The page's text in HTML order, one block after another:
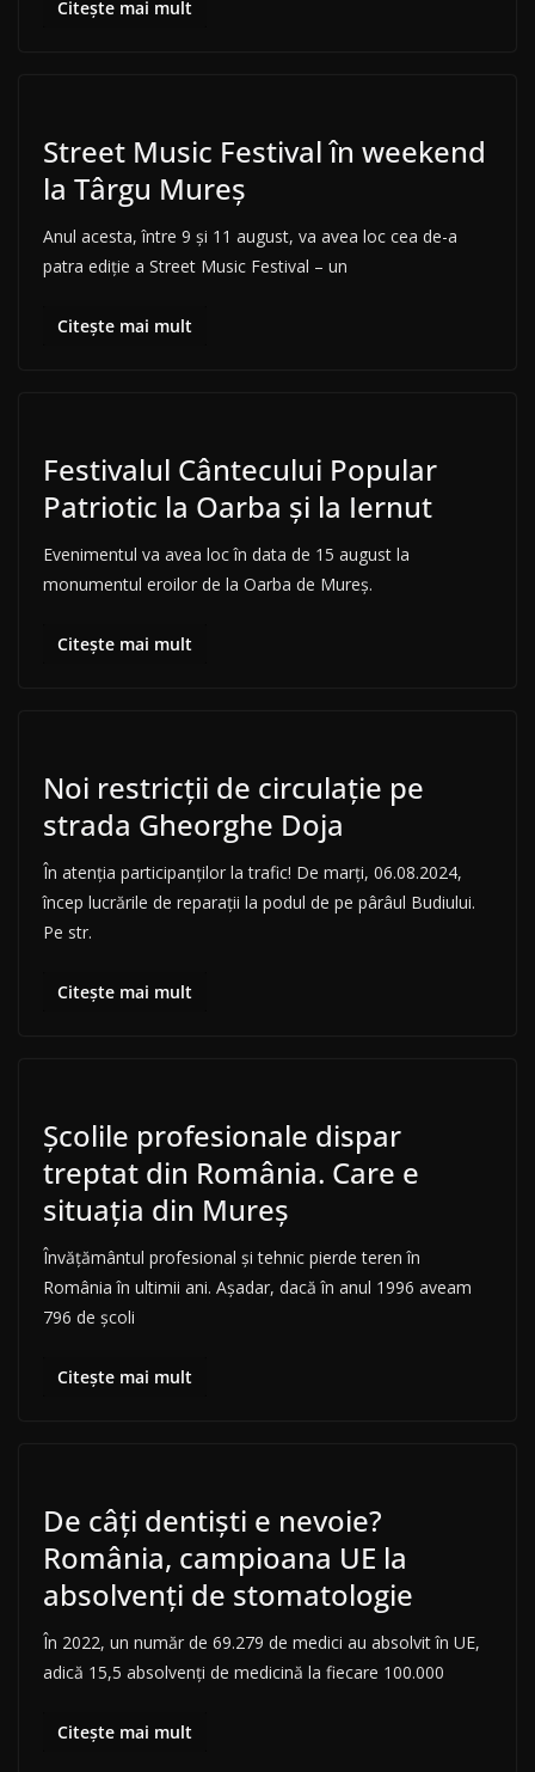
Citește mai mult
Street Music Festival în weekend
la Târgu Mureș
Anul acesta, între 9 și 11 august, va avea loc cea de-a
patra ediție a Street Music Festival – un
Citește mai mult
Festivalul Cântecului Popular
Patriotic la Oarba și la Iernut
Evenimentul va avea loc în data de 15 august la
monumentul eroilor de la Oarba de Mureș.
Citește mai mult
Noi restricții de circulație pe
strada Gheorghe Doja
În atenția participanților la trafic! De marți, 06.08.2024,
încep lucrările de reparații la podul de pe pârâul Budiului.
Pe str.
Citește mai mult
Școlile profesionale dispar
treptat din România. Care e
situația din Mureș
Învăţământul profesional şi tehnic pierde teren în
România în ultimii ani. Aşadar, dacă în anul 1996 aveam
796 de şcoli
Citește mai mult
De câți dentiști e nevoie?
România, campioana UE la
absolvenți de stomatologie
În 2022, un număr de 69.279 de medici au absolvit în UE,
adică 15,5 absolvenți de medicină la fiecare 100.000
Citește mai mult